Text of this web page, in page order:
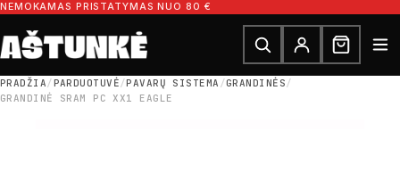
Pereiti prie turinio
NEMOKAMAS PRISTATYMAS NUO 80 €
Ieškoti dalių
Ieškoti
PRADŽIA/PARDUOTUVĖ/PAVARŲ SISTEMA /GRANDINĖS/
GRANDINĖ SRAM PC XX1 EAGLE